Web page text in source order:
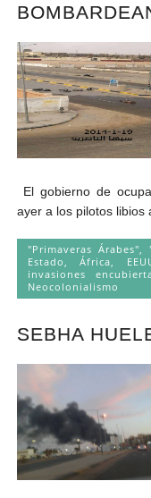
El gobierno de
ayer a los pilotos libios
"Primaveras
Estado
,África
invasiones
Neocolonialismo
SEBHA